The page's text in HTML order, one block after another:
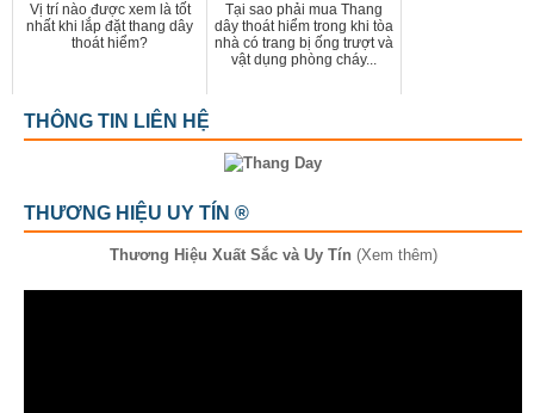
Vị trí nào được xem là tốt
nhất khi lắp đặt thang dây
thoát hiểm?
Tại sao phải mua Thang
dây thoát hiểm trong khi tòa
nhà có trang bị ống trượt và
vật dụng phòng cháy...
THÔNG TIN LIÊN HỆ
THƯƠNG HIỆU UY TÍN ®
Thương Hiệu Xuất Sắc và Uy Tín (Xem thêm)